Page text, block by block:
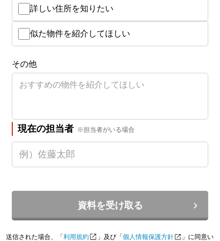
詳しい住所を知りたい
似た物件を紹介してほしい
その他
現在の担当者 ※担当者がいる場合
資料を受け取る
送信された場合、「利用規約 」及び「個人情報保護方針
」に同意い